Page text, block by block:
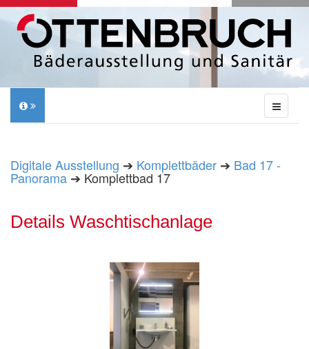
Digitale Ausstellung ➔ Komplettbäder ➔ Bad 17 -
Panorama ➔ Komplettbad 17
Details Waschtischanlage